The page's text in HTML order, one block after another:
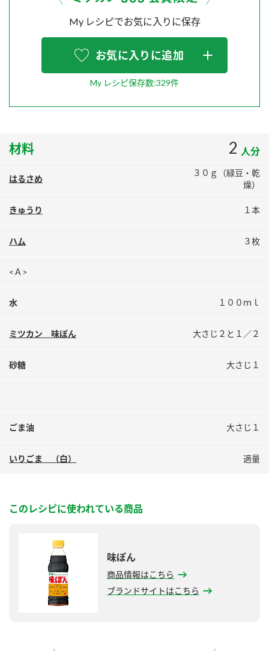
Fibee
三ツ判山吹
スペシャルサイト
お酢を知ろう！
鍋奉行マニュアル
ミツカンのCM
各部門が大切にしていること
販売終了製品のご案内
よくあるご質問
業務用サイト 製造所固有記号一覧
My レシピでお気に入りに保存
お気に入りに追加
My レシピ保存数:329件
材料 2 人分
はるさめ
３０ｇ（緑豆・乾
燥）
きゅうり １本
ハム ３枚
<Ａ>
水 １００ｍｌ
ミツカン 味ぽん 大さじ２と１／２
砂糖 大さじ１
ごま油 大さじ１
いりごま （白） 適量
このレシピに使われている商品
味ぽん
商品情報はこちら
ブランドサイトはこちら